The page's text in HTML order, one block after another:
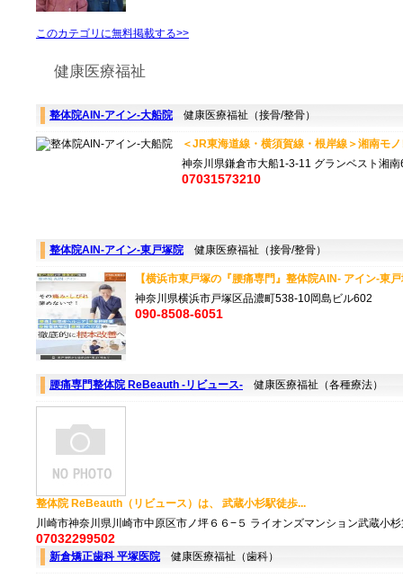
このカテゴリに無料掲載する>>
健康医療福祉
整体院AIN-アイン-大船院 健康医療福祉（接骨/整骨）
＜JR東海道線・横須賀線・根岸線＞湘南モ
神奈川県鎌倉市大船1-3-11 グランベスト湘
07031573210
整体院AIN-アイン-東戸塚院 健康医療福祉（接骨/整骨）
【横浜市東戸塚の『腰痛専門』整体院AIN- アイン-東
神奈川県横浜市戸塚区品濃町538-10岡島ビル602
090-8508-6051
腰痛専門整体院 ReBeauth -リビュース- 健康医療福祉（各種療法）
整体院 ReBeauth（リビュース）は、 武蔵小杉駅徒歩...
川崎市神奈川県川崎市中原区市ノ坪６６−５ ライオンズマンション武蔵小
07032299502
新倉矯正歯科 平塚医院 健康医療福祉（歯科）